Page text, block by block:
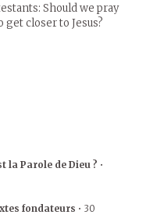
Should we pray
get closer to Jesus?
la Parole de Dieu ? •
fondateurs • 30